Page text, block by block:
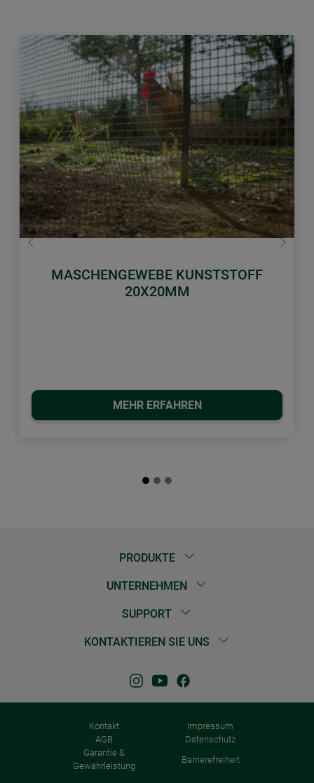
MASCHENGEWEBE KUNSTSTOFF
20X20MM
MEHR ERFAHREN
Zurück Weiter
PRODUKTE
UNTERNEHMEN
SUPPORT
KONTAKTIEREN SIE UNS
Kontakt
Impressum
AGB
Datenschutz
Garantie &
Gewährleistung
Barrierefreiheit